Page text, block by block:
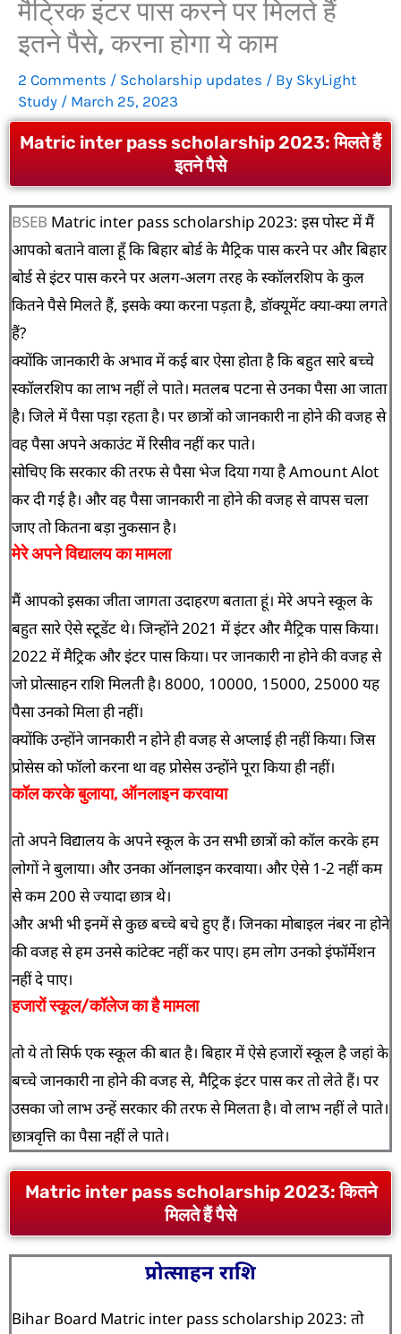
मैट्रिक इंटर पास करने पर मिलते हैं
इतने पैसे, करना होगा ये काम
2 Comments / Scholarship updates / By SkyLight
Study / March 25, 2023
Matric inter pass scholarship 2023: मिलते हैं
इतने पैसे
BSEB Matric inter pass scholarship 2023: इस पोस्ट में मैं
आपको बताने वाला हूँ कि बिहार बोर्ड के मैट्रिक पास करने पर और बिहार
बोर्ड से इंटर पास करने पर अलग-अलग तरह के स्कॉलरशिप के कुल
कितने पैसे मिलते हैं, इसके क्या करना पड़ता है, डॉक्यूमेंट क्या-क्या लगते
हैं?
क्योंकि जानकारी के अभाव में कई बार ऐसा होता है कि बहुत सारे बच्चे
स्कॉलरशिप का लाभ नहीं ले पाते। मतलब पटना से उनका पैसा आ जाता
है। जिले में पैसा पड़ा रहता है। पर छात्रों को जानकारी ना होने की वजह से
वह पैसा अपने अकाउंट में रिसीव नहीं कर पाते।
सोचिए कि सरकार की तरफ से पैसा भेज दिया गया है Amount Alot
कर दी गई है। और वह पैसा जानकारी ना होने की वजह से वापस चला
जाए तो कितना बड़ा नुकसान है।
मेरे अपने विद्यालय का मामला
मैं आपको इसका जीता जागता उदाहरण बताता हूं। मेरे अपने स्कूल के
बहुत सारे ऐसे स्टूडेंट थे। जिन्होंने 2021 में इंटर और मैट्रिक पास किया।
2022 में मैट्रिक और इंटर पास किया। पर जानकारी ना होने की वजह से
जो प्रोत्साहन राशि मिलती है। 8000, 10000, 15000, 25000 यह
पैसा उनको मिला ही नहीं।
क्योंकि उन्होंने जानकारी न होने ही वजह से अप्लाई ही नहीं किया। जिस
प्रोसेस को फॉलो करना था वह प्रोसेस उन्होंने पूरा किया ही नहीं।
कॉल करके बुलाया, ऑनलाइन करवाया
तो अपने विद्यालय के अपने स्कूल के उन सभी छात्रों को कॉल करके हम
लोगों ने बुलाया। और उनका ऑनलाइन करवाया। और ऐसे 1-2 नहीं कम
से कम 200 से ज्यादा छात्र थे।
और अभी भी इनमें से कुछ बच्चे बचे हुए हैं। जिनका मोबाइल नंबर ना होने
की वजह से हम उनसे कांटेक्ट नहीं कर पाए। हम लोग उनको इंफॉर्मेशन
नहीं दे पाए।
हजारों स्कूल/कॉलेज का है मामला
तो ये तो सिर्फ एक स्कूल की बात है। बिहार में ऐसे हजारों स्कूल है जहां के
बच्चे जानकारी ना होने की वजह से, मैट्रिक इंटर पास कर तो लेते हैं। पर
उसका जो लाभ उन्हें सरकार की तरफ से मिलता है। वो लाभ नहीं ले पाते।
छात्रवृत्ति का पैसा नहीं ले पाते।
Matric inter pass scholarship 2023: कितने
मिलते हैं पैसे
प्रोत्साहन राशि
Bihar Board Matric inter pass scholarship 2023: तो